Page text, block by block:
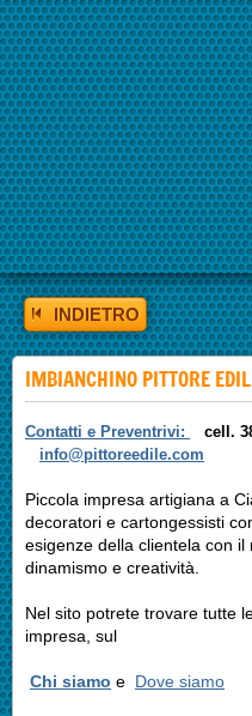
INDIETRO
IMBIANCHINO PITTORE
Contatti e Preventrivi: cell.
info@pittoreedile.com
Piccola impresa artigiana a
decoratori e cartongessisti
esigenze della clientela con il
dinamismo e creatività.
Nel sito potrete trovare tutte
impresa, sul
Chi siamo e Dove siamo